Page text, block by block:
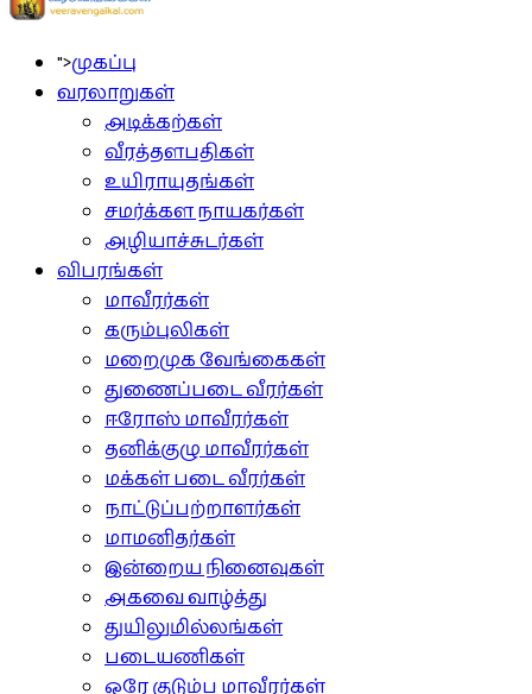
">முகப்பு
வரலாறுகள்
அடிக்கற்கள்
வீரத்தளபதிகள்
உயிராயுதங்கள்
சமர்க்கள நாயகர்கள்
அழியாச்சுடர்கள்
விபரங்கள்
மாவீரர்கள்
கரும்புலிகள்
மறைமுக வேங்கைகள்
துணைப்படை வீரர்கள்
ஈரோஸ் மாவீரர்கள்
தனிக்குழு மாவீரர்கள்
மக்கள் படை வீரர்கள்
நாட்டுப்பற்றாளர்கள்
மாமனிதர்கள்
இன்றைய நினைவுகள்
அகவை வாழ்த்து
துயிலுமில்லங்கள்
படையணிகள்
ஒரே குடும்ப மாவீரர்கள்